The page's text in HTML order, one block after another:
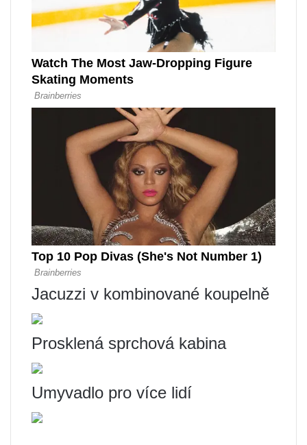
Jacuzzi v kombinované koupelně
Prosklená sprchová kabina
Umyvadlo pro více lidí